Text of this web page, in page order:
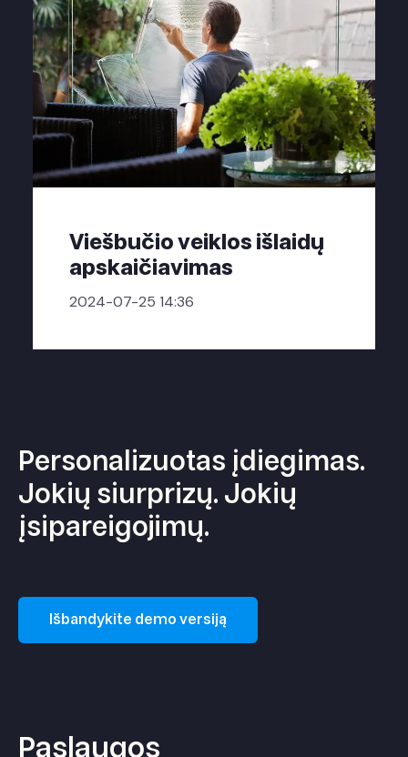
Viešbučio veiklos išlaidų
apskaičiavimas
2024-07-25 14:36
Personalizuotas įdiegimas.
Jokių siurprizų. Jokių
įsipareigojimų.
Išbandykite demo versiją